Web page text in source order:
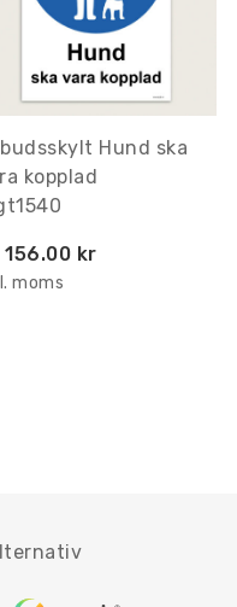
Hund ska
kopplad
156.00 kr
moms